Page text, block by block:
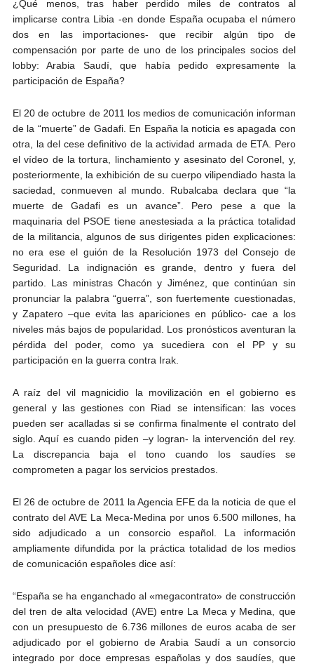
¿Qué menos, tras haber perdido miles de contratos al
implicarse contra Libia -en donde España ocupaba el número
dos en las importaciones- que recibir algún tipo de
compensación por parte de uno de los principales socios del
lobby: Arabia Saudí, que había pedido expresamente la
participación de España?
El 20 de octubre de 2011 los medios de comunicación informan
de la “muerte” de Gadafi. En España la noticia es apagada con
otra, la del cese definitivo de la actividad armada de ETA. Pero
el vídeo de la tortura, linchamiento y asesinato del Coronel, y,
posteriormente, la exhibición de su cuerpo vilipendiado hasta la
saciedad, conmueven al mundo. Rubalcaba declara que “la
muerte de Gadafi es un avance”. Pero pese a que la
maquinaria del PSOE tiene anestesiada a la práctica totalidad
de la militancia, algunos de sus dirigentes piden explicaciones:
no era ese el guión de la Resolución 1973 del Consejo de
Seguridad. La indignación es grande, dentro y fuera del
partido. Las ministras Chacón y Jiménez, que continúan sin
pronunciar la palabra “guerra”, son fuertemente cuestionadas,
y Zapatero –que evita las apariciones en público- cae a los
niveles más bajos de popularidad. Los pronósticos aventuran la
pérdida del poder, como ya sucediera con el PP y su
participación en la guerra contra Irak.
A raíz del vil magnicidio la movilización en el gobierno es
general y las gestiones con Riad se intensifican: las voces
pueden ser acalladas si se confirma finalmente el contrato del
siglo. Aquí es cuando piden –y logran- la intervención del rey.
La discrepancia baja el tono cuando los saudíes se
comprometen a pagar los servicios prestados.
El 26 de octubre de 2011 la Agencia EFE da la noticia de que el
contrato del AVE La Meca-Medina por unos 6.500 millones, ha
sido adjudicado a un consorcio español. La información
ampliamente difundida por la práctica totalidad de los medios
de comunicación españoles dice así:
“España se ha enganchado al «megacontrato» de construcción
del tren de alta velocidad (AVE) entre La Meca y Medina, que
con un presupuesto de 6.736 millones de euros acaba de ser
adjudicado por el gobierno de Arabia Saudí a un consorcio
integrado por doce empresas españolas y dos saudíes, que